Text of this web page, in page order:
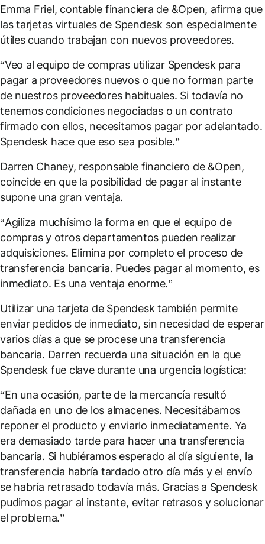
Emma Friel, contable financiera de &Open, afirma que
las tarjetas virtuales de Spendesk son especialmente
útiles cuando trabajan con nuevos proveedores.
“Veo al equipo de compras utilizar Spendesk para
pagar a proveedores nuevos o que no forman parte
de nuestros proveedores habituales. Si todavía no
tenemos condiciones negociadas o un contrato
firmado con ellos, necesitamos pagar por adelantado.
Spendesk hace que eso sea posible.”
Darren Chaney, responsable financiero de &Open,
coincide en que la posibilidad de pagar al instante
supone una gran ventaja.
“Agiliza muchísimo la forma en que el equipo de
compras y otros departamentos pueden realizar
adquisiciones. Elimina por completo el proceso de
transferencia bancaria. Puedes pagar al momento, es
inmediato. Es una ventaja enorme.”
Utilizar una tarjeta de Spendesk también permite
enviar pedidos de inmediato, sin necesidad de esperar
varios días a que se procese una transferencia
bancaria. Darren recuerda una situación en la que
Spendesk fue clave durante una urgencia logística:
“En una ocasión, parte de la mercancía resultó
dañada en uno de los almacenes. Necesitábamos
reponer el producto y enviarlo inmediatamente. Ya
era demasiado tarde para hacer una transferencia
bancaria. Si hubiéramos esperado al día siguiente, la
transferencia habría tardado otro día más y el envío
se habría retrasado todavía más. Gracias a Spendesk
pudimos pagar al instante, evitar retrasos y solucionar
el problema.”